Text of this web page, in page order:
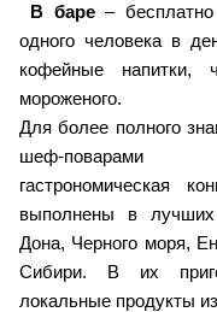
В баре– бесплатно
одного человека в
кофейные напитки,
мороженого.
Для более полного
шеф-поварами
гастрономическая
выполнены в лучших
Дона, Черного моря,
Сибири. В их
локальные продукты